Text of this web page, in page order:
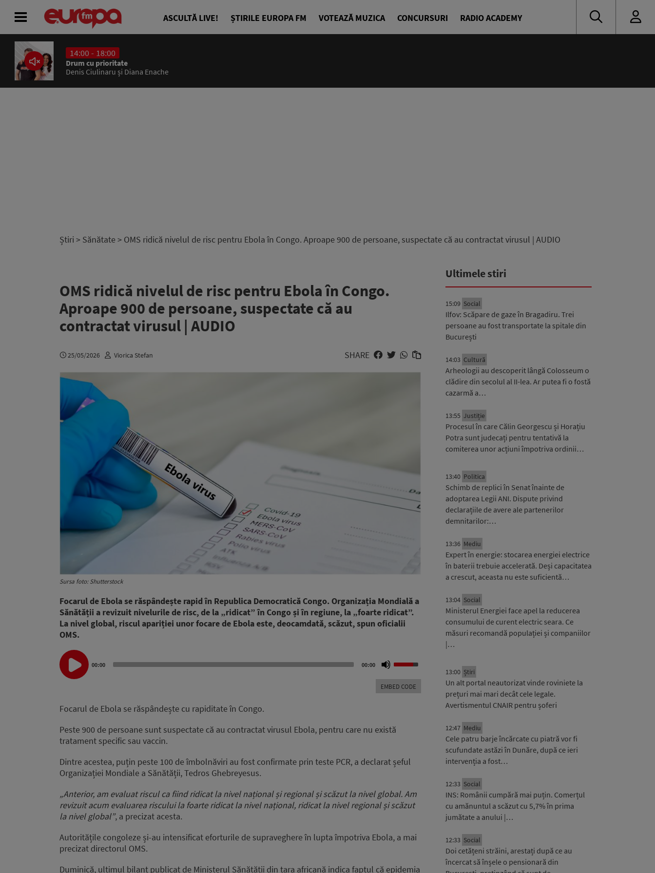
ASCULTĂ LIVE! ȘTIRILE EUROPA FM VOTEAZĂ MUZICA CONCURSURI RADIO ACADEMY
14:00 - 18:00
Drum cu prioritate
Denis Ciulinaru și Diana Enache
Știri > Sănătate > OMS ridică nivelul de risc pentru Ebola în Congo. Aproape 900 de persoane, suspectate că au contractat virusul | AUDIO
OMS ridică nivelul de risc pentru Ebola în Congo.
Aproape 900 de persoane, suspectate că au
contractat virusul | AUDIO
25/05/2026 Viorica Stefan SHARE
Sursa foto: Shutterstock
Focarul de Ebola se răspândește rapid în Republica Democratică Congo. Organizația Mondială a
Sănătății a revizuit nivelurile de risc, de la „ridicat” în Congo și în regiune, la „foarte ridicat”.
La nivel global, riscul apariției unor focare de Ebola este, deocamdată, scăzut, spun oficialii
OMS.
Audio
Player
00:00 00:00
Up/Down
keys
decrease
EMBED CODE
Focarul de Ebola se răspândește cu rapiditate în Congo.
Peste 900 de persoane sunt suspectate că au contractat virusul Ebola, pentru care nu există
tratament specific sau vaccin.
Dintre acestea, puțin peste 100 de îmbolnăviri au fost confirmate prin teste PCR, a declarat șeful
Organizației Mondiale a Sănătății, Tedros Ghebreyesus.
„Anterior, am evaluat riscul ca fiind ridicat la nivel național și regional și scăzut la nivel global. Am
revizuit acum evaluarea riscului la foarte ridicat la nivel național, ridicat la nivel regional și scăzut
la nivel global”, a precizat acesta.
Autoritățile congoleze și-au intensificat eforturile de supraveghere în lupta împotriva Ebola, a mai
precizat directorul OMS.
Duminică, ultimul bilanț publicat de Ministerul Sănătății din țara africană indica faptul că epidemia
Ultimele stiri
15:09 Social
Ilfov: Scăpare de gaze în Bragadiru. Trei
persoane au fost transportate la spitale din
București
14:03 Cultură
Arheologii au descoperit lângă Colosseum o
clădire din secolul al II-lea. Ar putea fi o fostă
cazarmă a…
13:55 Justiție
Procesul în care Călin Georgescu și Horațiu
Potra sunt judecați pentru tentativă la
comiterea unor acțiuni împotriva ordinii…
13:40 Politica
Schimb de replici în Senat înainte de
adoptarea Legii ANI. Dispute privind
declarațiile de avere ale partenerilor
demnitarilor:…
13:36 Mediu
Expert în energie: stocarea energiei electrice
în baterii trebuie accelerată. Deși capacitatea
a crescut, aceasta nu este suficientă…
13:04 Social
Ministerul Energiei face apel la reducerea
consumului de curent electric seara. Ce
măsuri recomandă populației și companiilor
|…
13:00 Știri
Un alt portal neautorizat vinde roviniete la
prețuri mai mari decât cele legale.
Avertismentul CNAIR pentru șoferi
12:47 Mediu
Cele patru barje încărcate cu piatră vor fi
scufundate astăzi în Dunăre, după ce ieri
intervenția a fost…
12:33 Social
INS: Românii cumpără mai puțin. Comerțul
cu amănuntul a scăzut cu 5,7% în prima
jumătate a anului |…
12:33 Social
Doi cetățeni străini, arestați după ce au
încercat să înșele o pensionară din
ACASĂ
ȘTIRI